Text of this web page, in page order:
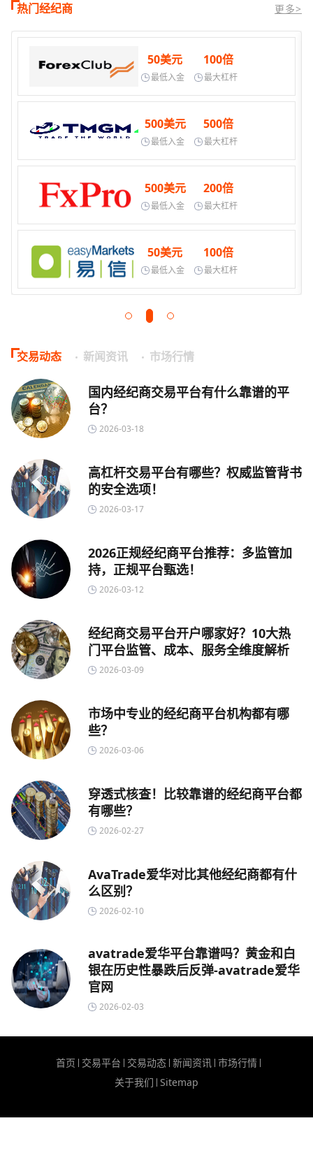
热门经纪商 更多>
50美元
最低入金
100倍
最大杠杆
500美元
最低入金
500倍
最大杠杆
500美元
最低入金
200倍
最大杠杆
50美元
最低入金
100倍
最大杠杆
交易动态 新闻资讯 市场行情
国内经纪商交易平台有什么靠谱的平
台？
2026-03-18
高杠杆交易平台有哪些？权威监管背书
的安全选项！
2026-03-17
2026正规经纪商平台推荐：多监管加
持，正规平台甄选！
2026-03-12
经纪商交易平台开户哪家好？10大热
门平台监管、成本、服务全维度解析
2026-03-09
市场中专业的经纪商平台机构都有哪
些？
2026-03-06
穿透式核查！比较靠谱的经纪商平台都
有哪些？
2026-02-27
AvaTrade爱华对比其他经纪商都有什
么区别？
2026-02-10
avatrade爱华平台靠谱吗？黄金和白
银在历史性暴跌后反弹-avatrade爱华
官网
2026-02-03
首页 交易平台 交易动态 新闻资讯 市场行情
关于我们 Sitemap